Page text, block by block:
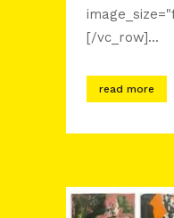
[/vc_row]...
read more